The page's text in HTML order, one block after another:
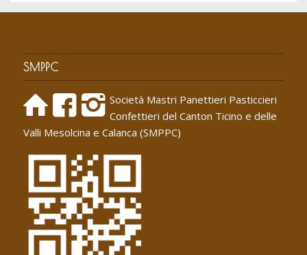
SMPPC
Società Mastri Panettieri Pasticcieri
Confettieri del Canton Ticino e delle
Valli Mesolcina e Calanca (SMPPC)